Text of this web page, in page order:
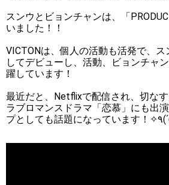
スンウとビョンチャンは、「
いました！！
VICTONは、個人の活動も活発で、ス
してデビューし、活動、ビョンチャ
躍しています！
最近だと、Netflixで配信され、切な
ラブロマンスドラマ「恋慕」にも出